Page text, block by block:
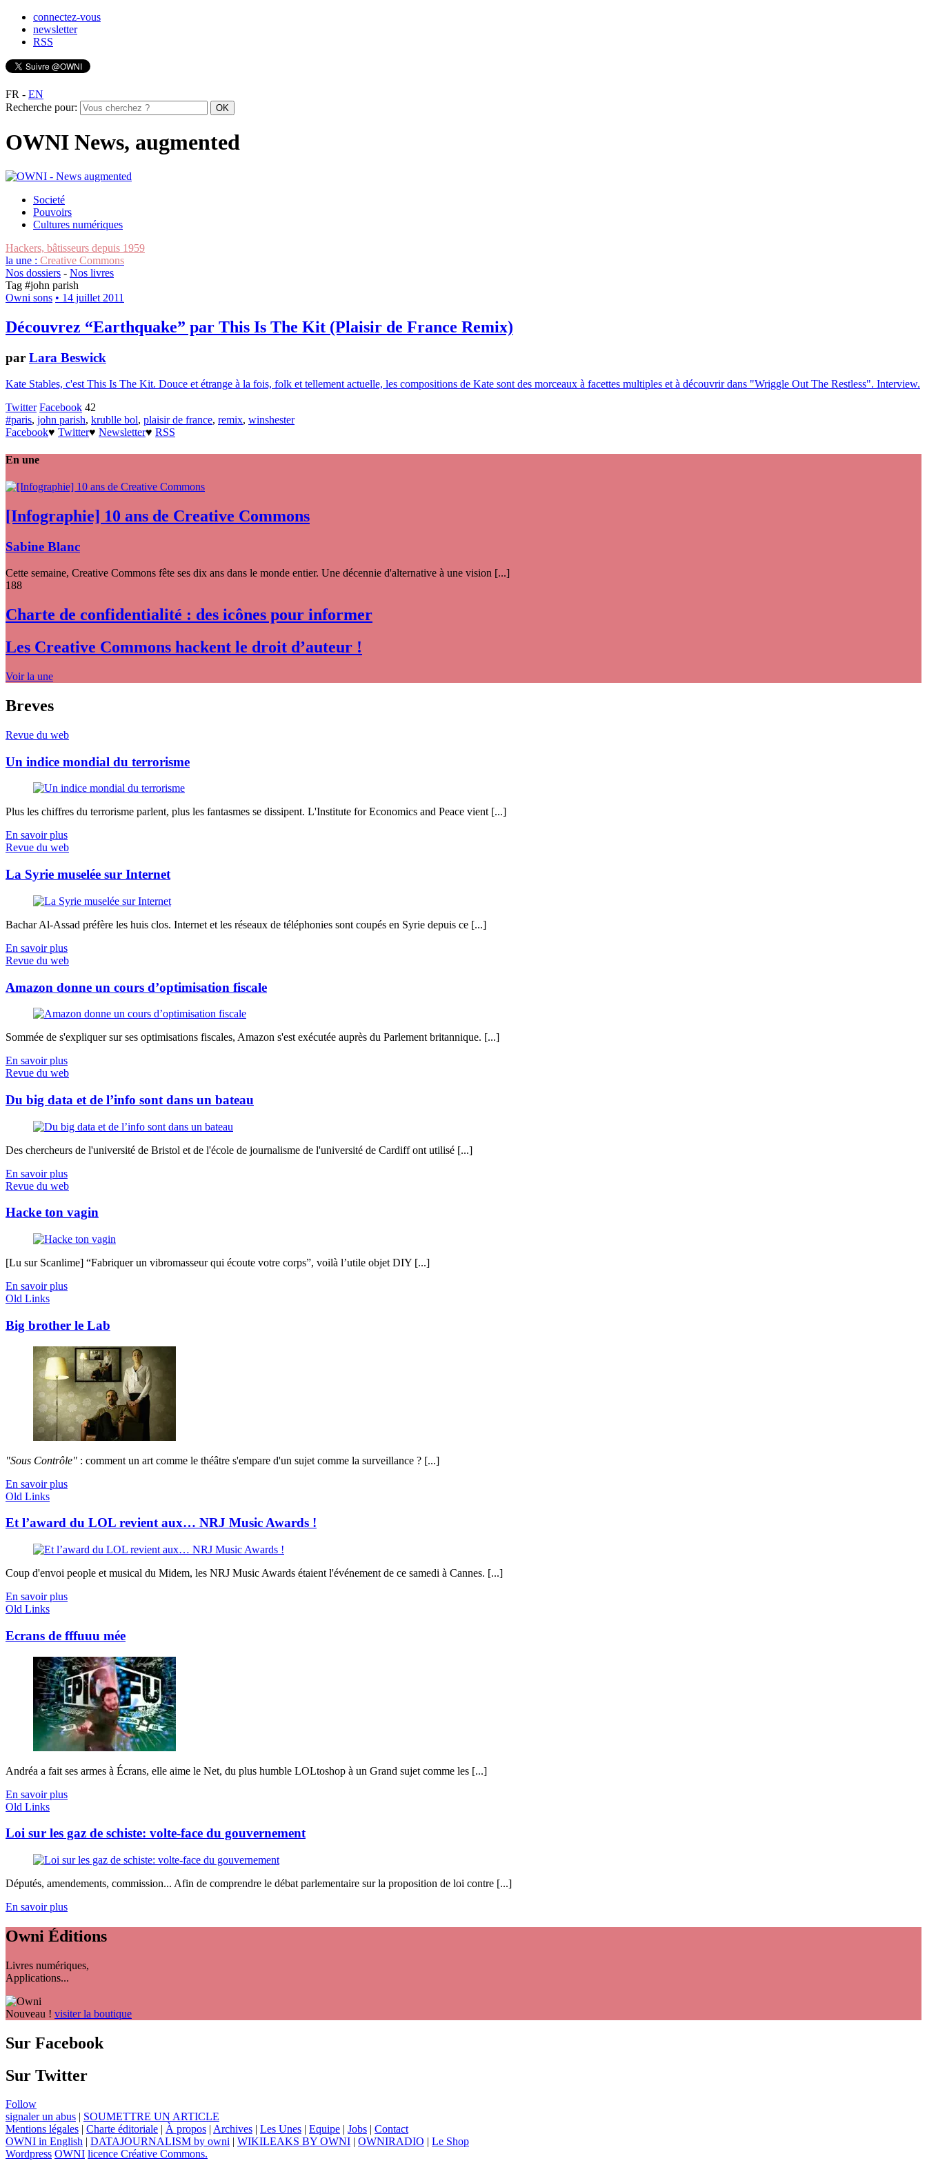
connectez-vous
newsletter
RSS
FR - EN
Recherche pour:
OWNI News, augmented
Societé
Pouvoirs
Cultures numériques
Hackers, bâtisseurs depuis 1959
la une : Creative Commons
Nos dossiers - Nos livres
Tag #john parish
Owni sons • 14 juillet 2011
Découvrez “Earthquake” par This Is The Kit (Plaisir de France Remix)
par Lara Beswick
Kate Stables, c'est This Is The Kit. Douce et étrange à la fois, folk et tellement actuelle, les compositions de Kate sont des morceaux à facettes multiples et à découvrir dans "Wriggle Out The Restless". Interview.
Twitter Facebook 42
#paris, john parish, krublle bol, plaisir de france, remix, winshester
Facebook♥ Twitter♥ Newsletter♥ RSS
En une
[Infographie] 10 ans de Creative Commons
Sabine Blanc
Cette semaine, Creative Commons fête ses dix ans dans le monde entier. Une décennie d'alternative à une vision [...]
188
Charte de confidentialité : des icônes pour informer
Les Creative Commons hackent le droit d’auteur !
Voir la une
Breves
Revue du web
Un indice mondial du terrorisme
Plus les chiffres du terrorisme parlent, plus les fantasmes se dissipent. L'Institute for Economics and Peace vient [...]
En savoir plus
Revue du web
La Syrie muselée sur Internet
Bachar Al-Assad préfère les huis clos. Internet et les réseaux de téléphonies sont coupés en Syrie depuis ce [...]
En savoir plus
Revue du web
Amazon donne un cours d’optimisation fiscale
Sommée de s'expliquer sur ses optimisations fiscales, Amazon s'est exécutée auprès du Parlement britannique. [...]
En savoir plus
Revue du web
Du big data et de l’info sont dans un bateau
Des chercheurs de l'université de Bristol et de l'école de journalisme de l'université de Cardiff ont utilisé [...]
En savoir plus
Revue du web
Hacke ton vagin
[Lu sur Scanlime] “Fabriquer un vibromasseur qui écoute votre corps”, voilà l’utile objet DIY [...]
En savoir plus
Old Links
Big brother le Lab
"Sous Contrôle" : comment un art comme le théâtre s'empare d'un sujet comme la surveillance ? [...]
En savoir plus
Old Links
Et l’award du LOL revient aux… NRJ Music Awards !
Coup d'envoi people et musical du Midem, les NRJ Music Awards étaient l'événement de ce samedi à Cannes. [...]
En savoir plus
Old Links
Ecrans de fffuuu mée
Andréa a fait ses armes à Écrans, elle aime le Net, du plus humble LOLtoshop à un Grand sujet comme les [...]
En savoir plus
Old Links
Loi sur les gaz de schiste: volte-face du gouvernement
Députés, amendements, commission... Afin de comprendre le débat parlementaire sur la proposition de loi contre [...]
En savoir plus
Owni Éditions
Livres numériques,
Applications...
Nouveau ! visiter la boutique
Sur Facebook
Sur Twitter
Follow
signaler un abus
SOUMETTRE UN ARTICLE
Mentions légales
Charte éditoriale À propos Archives Les Unes Equipe Jobs
Contact
OWNI in English
DATAJOURNALISM by owni WIKILEAKS BY OWNI OWNIRADIO
Le Shop
Wordpress OWNI licence Créative Commons.